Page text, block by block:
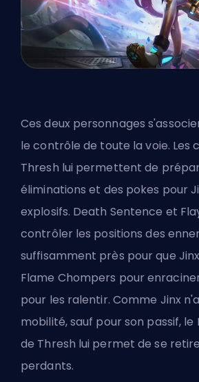
Ces deux personnages
le contrôle de toute la voie. Les
Thresh lui permettent de
éliminations et des pokes pour
explosifs. Death Sentence et
contrôler les positions des
suffisamment près pour que
Flame Chompers pour
pour les ralentir. Comme Jinx
mobilité, sauf pour son passif, le
de Thresh lui permet de se
perdants.